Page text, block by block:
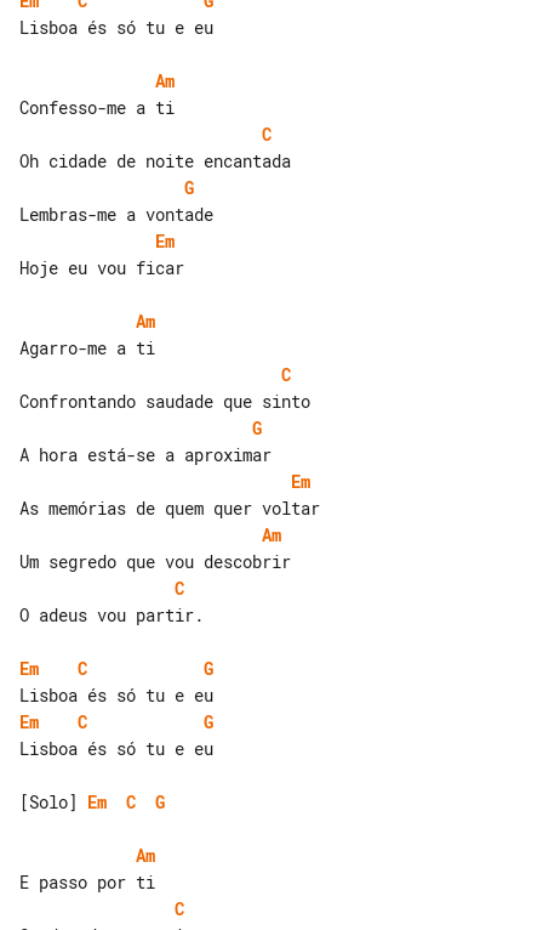
Lisboa és só tu e eu
Am
C
G
Em
Hoje eu vou ficar
Am
C
G
Em
Am
C
O adeus vou partir.
Em C
G
Em
C
G
Lisboa és só tu e eu
[Solo] Em C G
Am
C